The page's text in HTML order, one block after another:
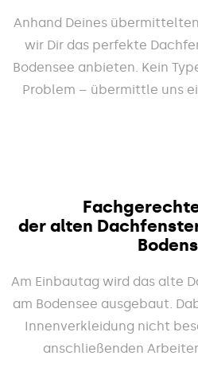
Anhand Deines
wir Dir das perfekte
Bodensee anbieten. Kein
Problem – übermittle uns
der alten
Am Einbautag wird das alte
am Bodensee ausgebaut.
Innenverkleidung nicht
anschließenden